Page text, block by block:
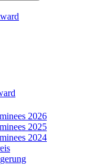
2026
2025
2024